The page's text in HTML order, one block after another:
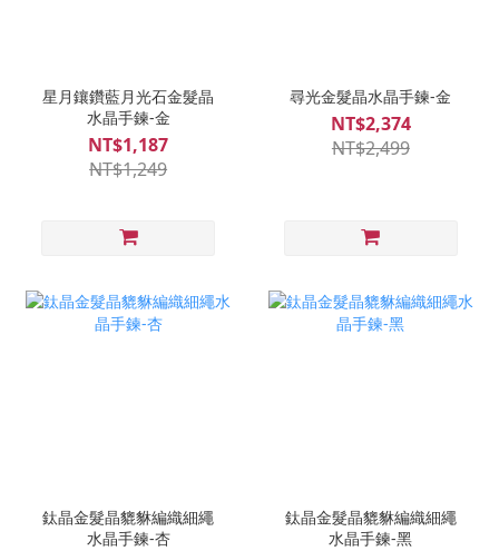
星月鑲鑽藍月光石金髮晶
水晶手鍊-金
NT$1,187
NT$1,249
尋光金髮晶水晶手鍊-金
NT$2,374
NT$2,499
鈦晶金髮晶貔貅編織細繩
水晶手鍊-杏
鈦晶金髮晶貔貅編織細繩
水晶手鍊-黑